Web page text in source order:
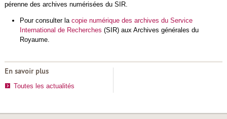
pérenne des archives numérisées du SIR.
Pour consulter la copie numérique des archives du Service
International de Recherches (SIR) aux Archives générales du
Royaume.
En savoir plus
Toutes les actualités